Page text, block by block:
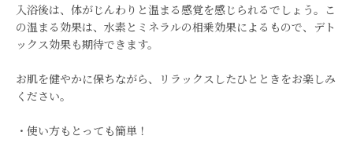
入浴後は、体がじんわりと温まる感覚を感じられるでしょう。こ
の温まる効果は、水素とミネラルの相乗効果によるもので、デト
ックス効果も期待できます。
お肌を健やかに保ちながら、リラックスしたひとときをお楽しみ
ください。
・使い方もとっても簡単！